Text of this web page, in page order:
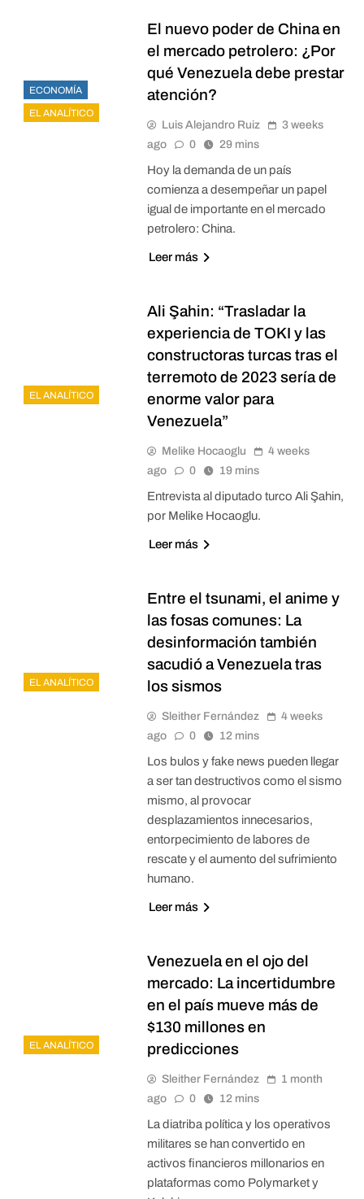
ECONOMÍA
EL ANALÍTICO
El nuevo poder de China en
el mercado petrolero: ¿Por
qué Venezuela debe prestar
atención?
Luis Alejandro Ruiz
3 weeks
ago
0 29 mins
Hoy la demanda de un país
comienza a desempeñar un papel
igual de importante en el mercado
petrolero: China.
Leer más
EL ANALÍTICO
Ali Şahin: “Trasladar la
experiencia de TOKI y las
constructoras turcas tras el
terremoto de 2023 sería de
enorme valor para
Venezuela”
Melike Hocaoglu
4 weeks
ago
0 19 mins
Entrevista al diputado turco Ali Şahin,
por Melike Hocaoglu.
Leer más
EL ANALÍTICO
Entre el tsunami, el anime y
las fosas comunes: La
desinformación también
sacudió a Venezuela tras
los sismos
Sleither Fernández
4 weeks
ago
0 12 mins
Los bulos y fake news pueden llegar
a ser tan destructivos como el sismo
mismo, al provocar
desplazamientos innecesarios,
entorpecimiento de labores de
rescate y el aumento del sufrimiento
humano.
Leer más
EL ANALÍTICO
Venezuela en el ojo del
mercado: La incertidumbre
en el país mueve más de
$130 millones en
predicciones
Sleither Fernández
1 month
ago
0 12 mins
La diatriba política y los operativos
militares se han convertido en
activos financieros millonarios en
plataformas como Polymarket y